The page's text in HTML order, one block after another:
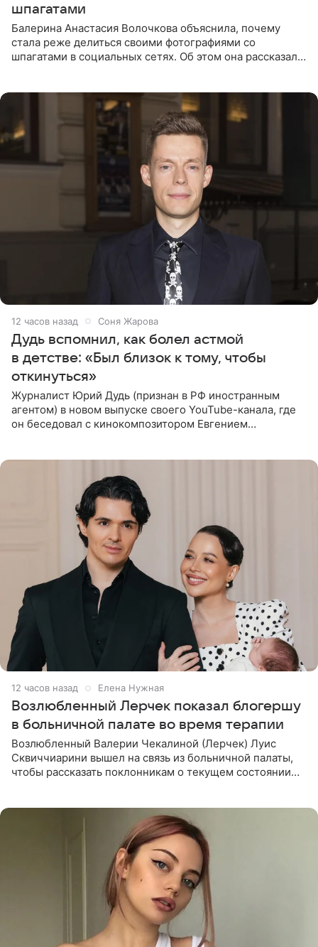
шпагатами
Балерина Анастасия Волочкова объяснила, почему
стала реже делиться своими фотографиями со
шпагатами в социальных сетях. Об этом она рассказала
12 часов назад Соня Жарова
Дудь вспомнил, как болел астмой
в детстве: «Был близок к тому, чтобы
откинуться»
Журналист Юрий Дудь (признан в РФ иностранным
агентом) в новом выпуске своего YouTube-канала, где
он беседовал с кинокомпозитором Евгением
12 часов назад Елена Нужная
Возлюбленный Лерчек показал блогершу
в больничной палате во время терапии
Возлюбленный Валерии Чекалиной (Лерчек) Луис
Сквиччиарини вышел на связь из больничной палаты,
чтобы рассказать поклонникам о текущем состоянии